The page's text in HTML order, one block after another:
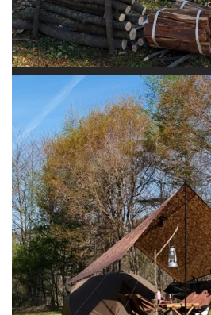
ひたすらブッシュクラフトして過ごした